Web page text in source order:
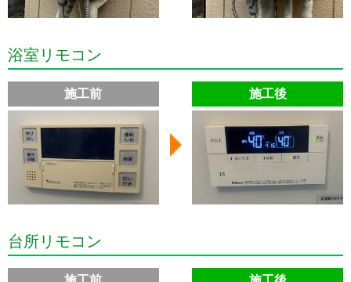
浴室リモコン
施工前 施工後
台所リモコン